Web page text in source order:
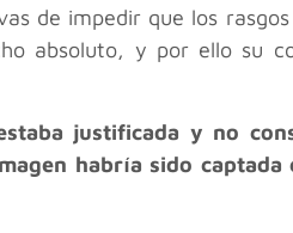
de impedir que los
absoluto, y por ello su
justificada y no
habría sido captada